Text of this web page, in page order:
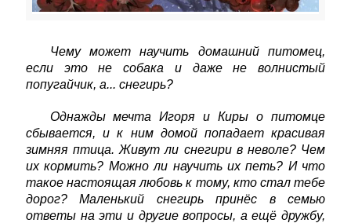
Чему может научить домашний питомец,
если это не собака и даже не волнистый
попугайчик, а... снегирь?
Однажды мечта Игоря и Киры о питомце
сбывается, и к ним домой попадает красивая
зимняя птица. Живут ли снегири в неволе? Чем
их кормить? Можно ли научить их петь? И что
такое настоящая любовь к тому, кто стал тебе
дорог? Маленький снегирь принёс в семью
ответы на эти и другие вопросы, а ещё дружбу,